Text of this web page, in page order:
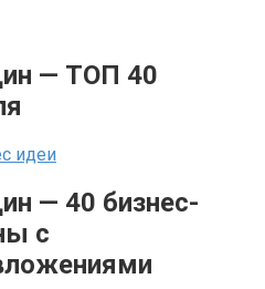
— ТОП 40
идеи
— 40 бизнес-
с